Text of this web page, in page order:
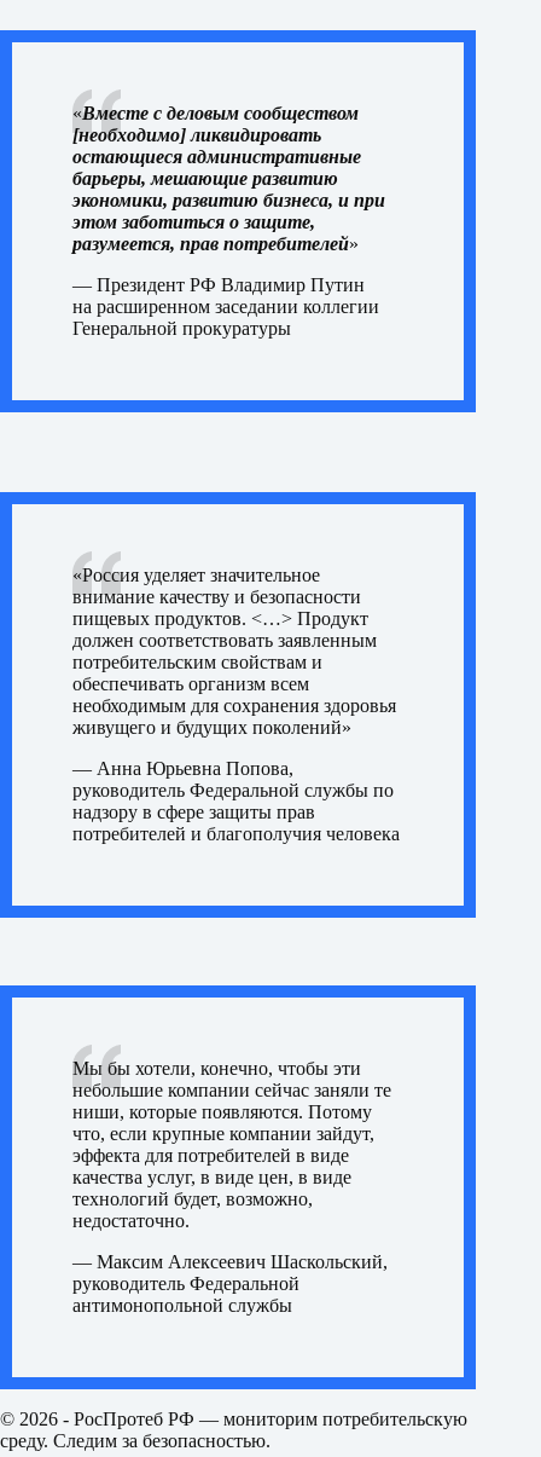
«Вместе с деловым сообществом
[необходимо] ликвидировать
остающиеся административные
барьеры, мешающие развитию
экономики, развитию бизнеса, и при
этом заботиться о защите,
разумеется, прав потребителей»
— Президент РФ Владимир Путин
на расширенном заседании коллегии
Генеральной прокуратуры
«Россия уделяет значительное
внимание качеству и безопасности
пищевых продуктов. <…> Продукт
должен соответствовать заявленным
потребительским свойствам и
обеспечивать организм всем
необходимым для сохранения здоровья
живущего и будущих поколений»
— Анна Юрьевна Попова,
руководитель Федеральной службы по
надзору в сфере защиты прав
потребителей и благополучия человека
Мы бы хотели, конечно, чтобы эти
небольшие компании сейчас заняли те
ниши, которые появляются. Потому
что, если крупные компании зайдут,
эффекта для потребителей в виде
качества услуг, в виде цен, в виде
технологий будет, возможно,
недостаточно.
— Максим Алексеевич Шаскольский,
руководитель Федеральной
антимонопольной службы
© 2026 - РосПротеб РФ — мониторим потребительскую
среду. Следим за безопасностью.